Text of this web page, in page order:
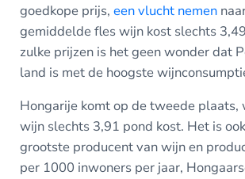
goedkope prijs, een vlucht nemen
gemiddelde fles wijn kost slechts
zulke prijzen is het geen wonder dat
land is met de hoogste
Hongarije komt op de tweede plaats,
wijn slechts 3,91 pond kost. Het is
grootste producent van wijn en
per 1000 inwoners per jaar,